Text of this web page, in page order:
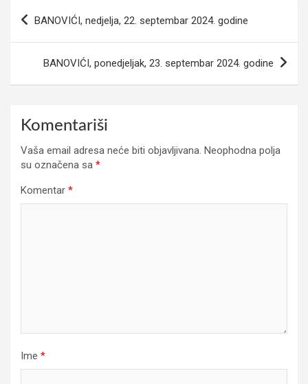
BANOVIĆI, nedjelja, 22. septembar 2024. godine
BANOVIĆI, ponedjeljak, 23. septembar 2024. godine
Komentariši
Vaša email adresa neće biti objavljivana. Neophodna polja
su označena sa *
Komentar *
Ime *